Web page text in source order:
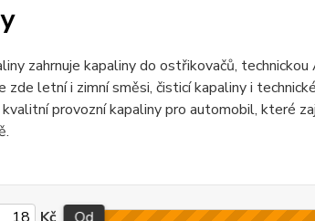
zahrnuje kapaliny do ostřikovačů,
zde letní i zimní směsi, čisticí kapaliny i
provozní kapaliny pro automobil, které